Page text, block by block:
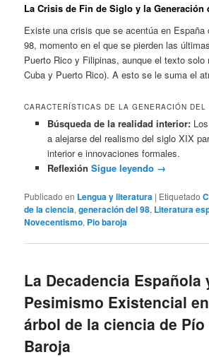
La Crisis de Fin de Siglo y la Generación
Existe una crisis que se acentúa en España
98, momento en el que se pierden las
Puerto Rico y Filipinas, aunque el texto solo
Cuba y Puerto Rico). A esto se le suma el
CARACTERÍSTICAS DE LA GENERACIÓN DEL
Búsqueda de la realidad interior:Los
a alejarse del realismo del siglo XIX
interior e innovaciones formales.
Reflexión Sigue leyendo →
Publicado en Lengua y literatura | Etiquetado
de la ciencia,generación del 98, Literatura
Novecentismo, Pio baroja
La Decadencia Española
Pesimismo Existencial
árbol de la ciencia de Pío
Baroja